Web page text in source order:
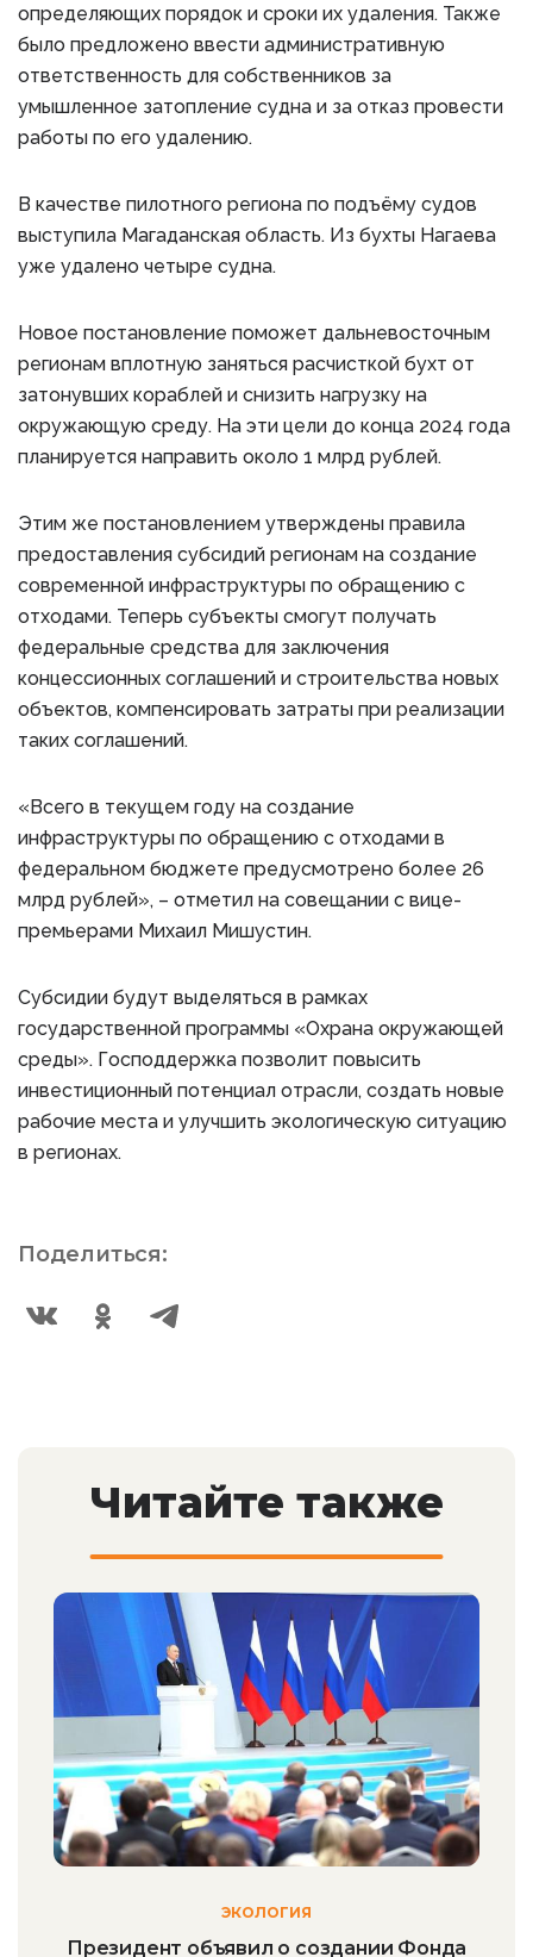
определяющих порядок и сроки их удаления. Также
было предложено ввести административную
ответственность для собственников за
умышленное затопление судна и за отказ провести
работы по его удалению.
В качестве пилотного региона по подъёму судов
выступила Магаданская область. Из бухты Нагаева
уже удалено четыре судна.
Новое постановление поможет дальневосточным
регионам вплотную заняться расчисткой бухт от
затонувших кораблей и снизить нагрузку на
окружающую среду. На эти цели до конца 2024 года
планируется направить около 1 млрд рублей.
Этим же постановлением утверждены правила
предоставления субсидий регионам на создание
современной инфраструктуры по обращению с
отходами. Теперь субъекты смогут получать
федеральные средства для заключения
концессионных соглашений и строительства новых
объектов, компенсировать затраты при реализации
таких соглашений.
«Всего в текущем году на создание
инфраструктуры по обращению с отходами в
федеральном бюджете предусмотрено более 26
млрд рублей», – отметил на совещании с вице-
премьерами Михаил Мишустин.
Субсидии будут выделяться в рамках
государственной программы «Охрана окружающей
среды». Господдержка позволит повысить
инвестиционный потенциал отрасли, создать новые
рабочие места и улучшить экологическую ситуацию
в регионах.
Поделиться:
Читайте также
ЭКОЛОГИЯ
Президент объявил о создании Фонда